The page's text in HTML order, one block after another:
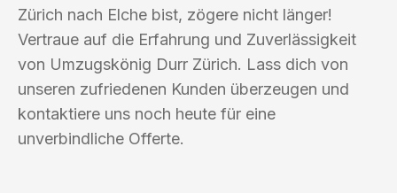
Zürich nach Elche bist, zögere nicht länger!
Vertraue auf die Erfahrung und Zuverlässigkeit
von Umzugskönig Durr Zürich. Lass dich von
unseren zufriedenen Kunden überzeugen und
kontaktiere uns noch heute für eine
unverbindliche Offerte.